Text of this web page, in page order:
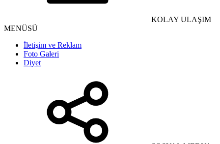
KOLAY ULAŞIM
MENÜSÜ
İletişim ve Reklam
Foto Galeri
Diyet